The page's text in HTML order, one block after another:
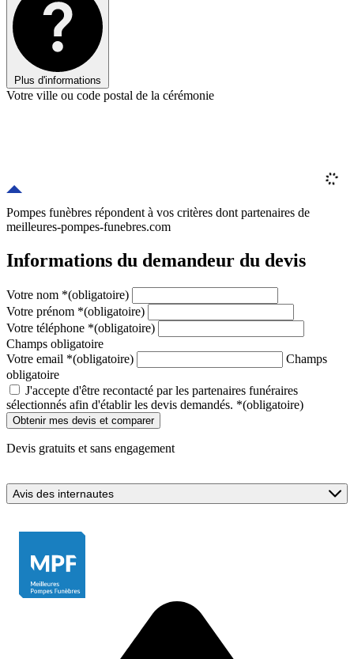
Plus d'informations
Votre ville ou code postal de la cérémonie
Pompes funèbres répondent à vos critères dont partenaires de
meilleures-pompes-funebres.com
Informations du demandeur du devis
Votre nom *(obligatoire)
Votre prénom *(obligatoire)
Votre téléphone *(obligatoire)
Champs obligatoire
Votre email *(obligatoire)
Champs
obligatoire
J'accepte d'être recontacté par les partenaires funéraires
sélectionnés afin d'établir les devis demandés. *(obligatoire)
Devis gratuits et sans engagement
Avis des internautes